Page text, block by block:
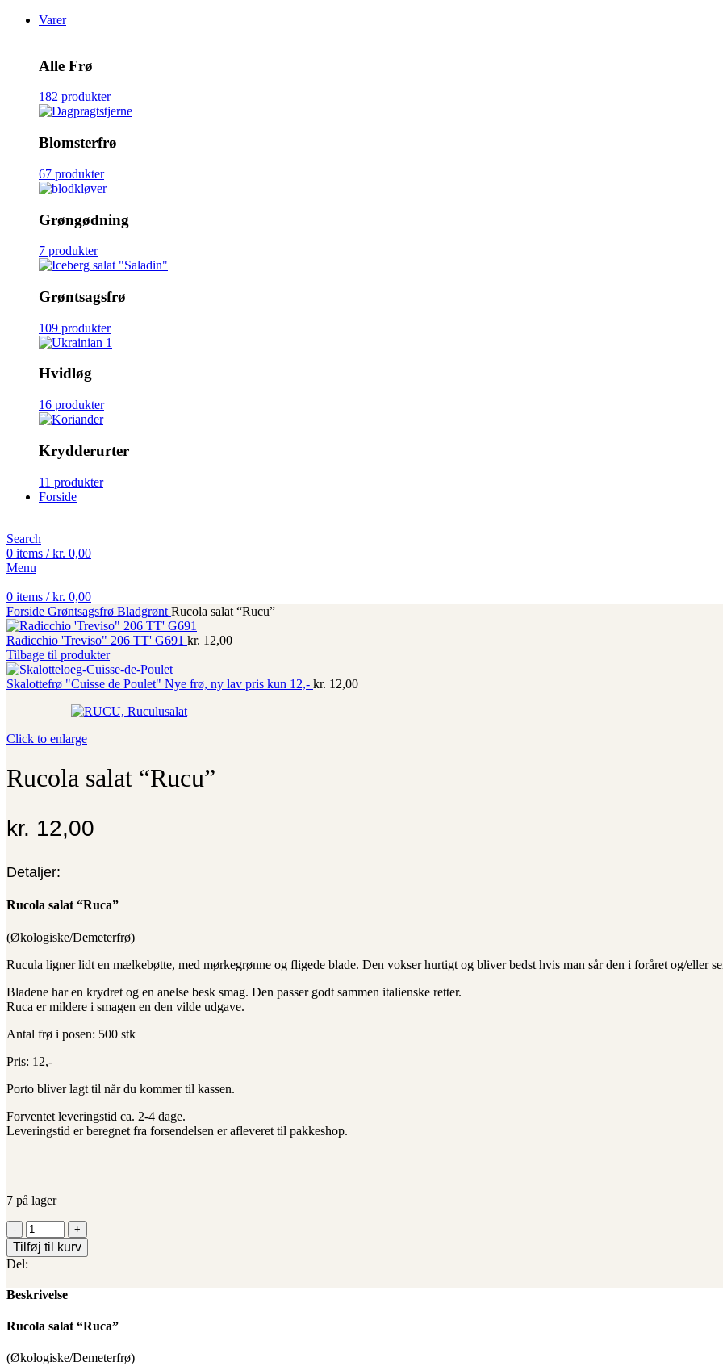
Varer
Alle Frø
182 produkter
Blomsterfrø
67 produkter
Grøngødning
7 produkter
Grøntsagsfrø
109 produkter
Hvidløg
16 produkter
Krydderurter
11 produkter
Forside
Search
0 items / kr. 0,00
Menu
0 items / kr. 0,00
Forside Grøntsagsfrø Bladgrønt Rucola salat “Rucu”
Radicchio 'Treviso" 206 TT' G691 kr. 12,00
Tilbage til produkter
Skalottefrø "Cuisse de Poulet" Nye frø, ny lav pris kun 12,- kr. 12,00
Click to enlarge
Rucola salat “Rucu”
kr. 12,00
Detaljer:
Rucola salat “Ruca”
(Økologiske/Demeterfrø)
Rucula ligner lidt en mælkebøtte, med mørkegrønne og fligede blade. Den vokser hurtigt og bliver bedst hvis man sår den i foråret og/eller
Bladene har en krydret og en anelse besk smag. Den passer godt sammen italienske retter.
Ruca er mildere i smagen en den vilde udgave.
Antal frø i posen: 500 stk
Pris: 12,-
Porto bliver lagt til når du kommer til kassen.
Forventet leveringstid ca. 2-4 dage.
Leveringstid er beregnet fra forsendelsen er afleveret til pakkeshop.
7 på lager
Rucola
salat
"Rucu"
antal
Tilføj til kurv
Del:
Beskrivelse
Rucola salat “Ruca”
(Økologiske/Demeterfrø)